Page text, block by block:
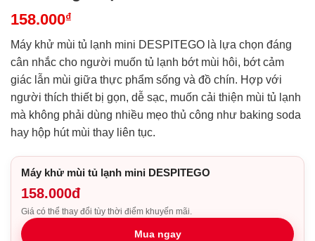
158.000₫
Máy khử mùi tủ lạnh mini DESPITEGO là lựa chọn đáng
cân nhắc cho người muốn tủ lạnh bớt mùi hôi, bớt cảm
giác lẫn mùi giữa thực phẩm sống và đồ chín. Hợp với
người thích thiết bị gọn, dễ sạc, muốn cải thiện mùi tủ lạnh
mà không phải dùng nhiều mẹo thủ công như baking soda
hay hộp hút mùi thay liên tục.
Máy khử mùi tủ lạnh mini DESPITEGO
158.000đ
Giá có thể thay đổi tùy thời điểm khuyến mãi.
Mua ngay